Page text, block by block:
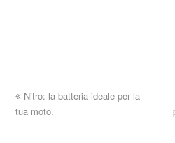
Nitro: la batteria ideale per la
tua moto.